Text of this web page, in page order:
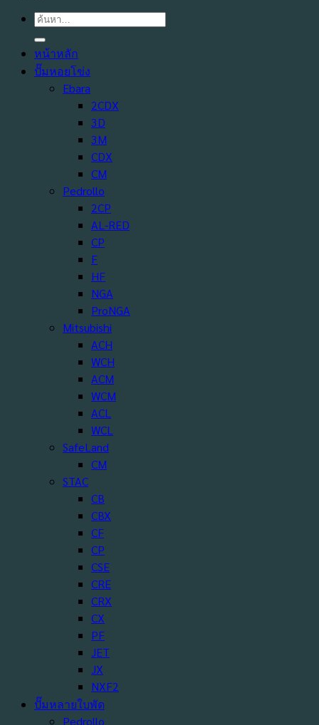
ค้นหา:
หน้าหลัก
ปั๊มหอยโข่ง
Ebara
2CDX
3D
3M
CDX
CM
Pedrollo
2CP
AL-RED
CP
F
HF
NGA
ProNGA
Mitsubishi
ACH
WCH
ACM
WCM
ACL
WCL
SafeLand
CM
STAC
CB
CBX
CF
CP
CSE
CRE
CRX
CX
PF
JET
JX
NXF2
ปั๊มหลายใบพัด
Pedrollo